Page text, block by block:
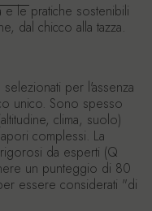
e le pratiche sostenibili
dal chicco alla tazza.
per l'assenza
unico. Sono spesso
clima, suolo)
complessi. La
da esperti (Q
un punteggio di 80
essere considerati "di